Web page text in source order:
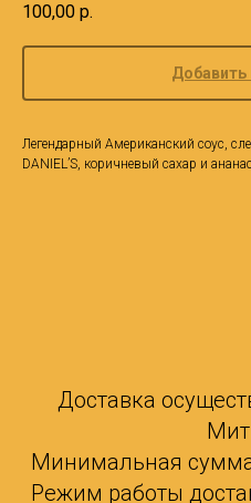
100,00 р.
Добавить
Легендарный Американский соус,
DANIEL’S, коричневый сахар и
Доставка
Минимальная сумма
Режим работы